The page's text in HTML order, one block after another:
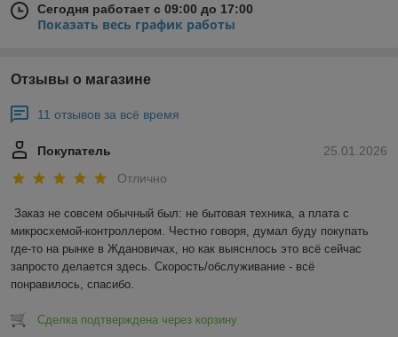
Сегодня работает с 09:00 до 17:00
Показать весь график работы
Отзывы о магазине
11 отзывов за всё время
25.01.2026
Покупатель
Отлично
Заказ не совсем обычный был: не бытовая техника, а плата с
микросхемой-контроллером. Честно говоря, думал буду покупать
где-то на рынке в Ждановичах, но как выяснлось это всё сейчас
запросто делается здесь. Скорость/обслуживание - всё
понравилось, спасибо.
Сделка подтверждена через корзину